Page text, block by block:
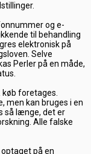
og e-
til behandling
elektronisk på
Selve
Perler på en måde,
foretages.
men kan bruges i en
så længe, det er
Alle falske
på en